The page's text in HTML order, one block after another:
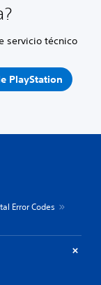
servicio técnico
PlayStation
Error Codes